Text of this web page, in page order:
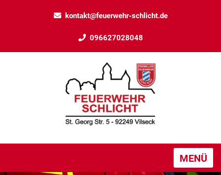
kontakt@feuerwehr-schlicht.de
096627028048
MENÜ